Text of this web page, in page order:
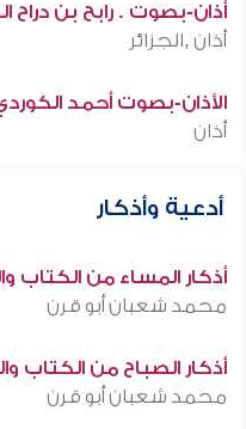
أذان-بصوت . رابح بن دراح
أذان ,الجزائر
الأذان-بصوت أحمد
أذان
أدعية وأذكار
أذكار المساء من الكتاب
محمد شعبان أبو قرن
أذكار الصباح من الكتاب
محمد شعبان أبو قرن